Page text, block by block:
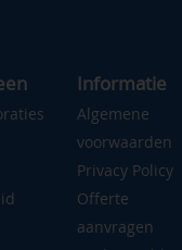
Informatie
Algemene
voorwaarden
Privacy Policy
Offerte
aanvragen